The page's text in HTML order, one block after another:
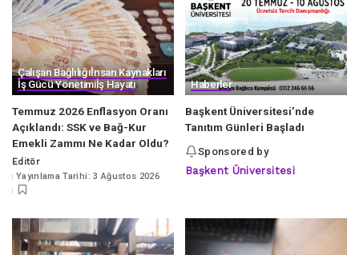
Çalışan Bağlılığıİnsan Kaynakları
İş Gücü Yönetimiİş Hayatı
Temmuz 2026 Enflasyon Oranı
Açıklandı: SSK ve Bağ-Kur
Emekli Zammı Ne Kadar Oldu?
Posted
by
Editör
Yayınlama Tarihi: 3 Ağustos 2026
Haberler
Başkent Üniversitesi’nde
Tanıtım Günleri Başladı
Sponsored by
Başkent Üniversitesi